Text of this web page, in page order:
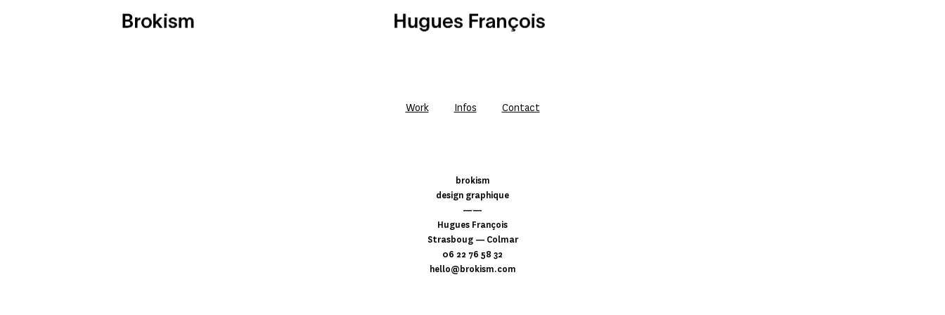
Work Infos Contact
brokism
design graphique
——
Hugues François
Strasboug — Colmar
06 22 76 58 32
hello@brokism.com